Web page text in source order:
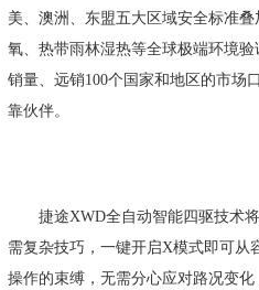
美、澳洲、东盟五大区域安全标准
氧、热带雨林湿热等全球极端环境
销量、远销100个国家和地区的市场
靠伙伴。
捷途XWD全自动智能四驱技术
需复杂技巧，一键开启X模式即可从
操作的束缚，无需分心应对路况变